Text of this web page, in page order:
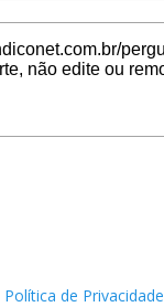
Política de Privacidade